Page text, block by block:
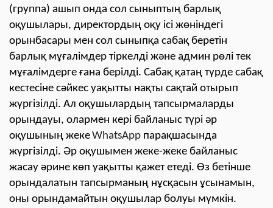
(группа) ашып онда сол сыныптың барлық
оқушылары, директордың оқу ісі жөніндегі
орынбасары мен сол сыныпқа сабақ беретін
барлық мұғалімдер тіркелді және админ рөлі тек
мұғалімдерге ғана берілді. Сабақ қатаң түрде сабақ
кестесіне сәйкес уақытты нақты сақтай отырып
жүргізілді. Ал оқушылардың тапсырмаларды
орындауы, олармен кері байланыс түрі әр
оқушының жекеWhatsApp парақшасында
жүргізілді. Әр оқушымен жеке-жеке байланыс
жасау әрине көп уақытты қажет етеді. Өз бетінше
орындалатын тапсырманың нұсқасын ұсынамын,
оны орындамайтын оқушылар болуы мүмкін.